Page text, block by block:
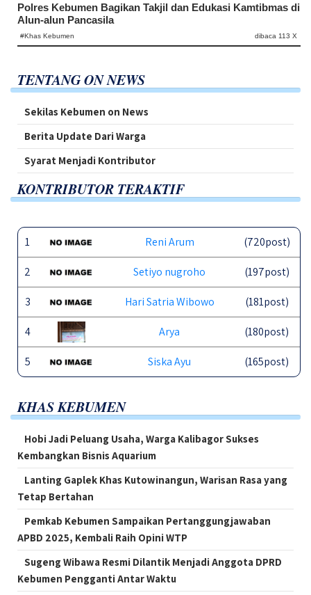
Polres Kebumen Bagikan Takjil dan Edukasi Kamtibmas di
Alun-alun Pancasila
#Khas Kebumen dibaca 113 X
TENTANG ON NEWS
Sekilas Kebumen on News
Berita Update Dari Warga
Syarat Menjadi Kontributor
KONTRIBUTOR TERAKTIF
1 Reni Arum (720post)
2 Setiyo nugroho (197post)
3 Hari Satria Wibowo (181post)
4 Arya (180post)
5 Siska Ayu (165post)
KHAS KEBUMEN
Hobi Jadi Peluang Usaha, Warga Kalibagor Sukses
Kembangkan Bisnis Aquarium
Lanting Gaplek Khas Kutowinangun, Warisan Rasa yang
Tetap Bertahan
Pemkab Kebumen Sampaikan Pertanggungjawaban
APBD 2025, Kembali Raih Opini WTP
Sugeng Wibawa Resmi Dilantik Menjadi Anggota DPRD
Kebumen Pengganti Antar Waktu